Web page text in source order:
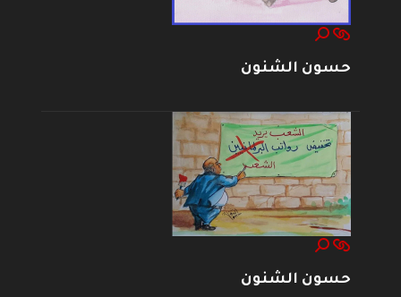
حسون الشنون
حسون الشنون